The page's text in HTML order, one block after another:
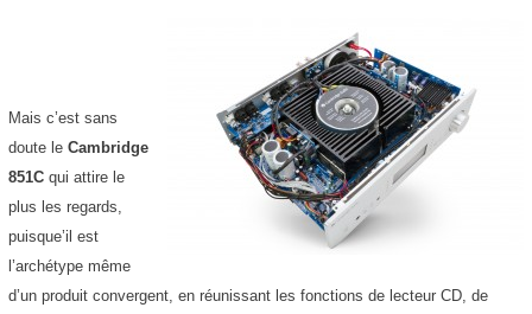
Mais c’est sans
doute le Cambridge
851Cqui attire le
plus les regards,
puisque’il est
l’archétype même
d’un produit convergent, en réunissant les fonctions de lecteur CD, de